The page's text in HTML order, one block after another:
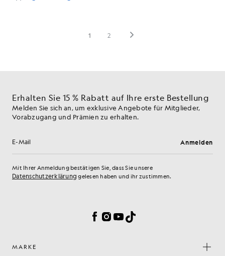
Erhalten Sie 15 % Rabatt auf Ihre erste Bestellung
Melden Sie sich an, um exklusive Angebote für Mitglieder,
Vorabzugang und Prämien zu erhalten.
E-Mail-Adresse Anmelden
Mit Ihrer Anmeldung bestätigen Sie, dass Sie unsere
Datenschutzerklärung gelesen haben und ihr zustimmen.
Facebook
Instagram
YouTube
TikTok
MARKE